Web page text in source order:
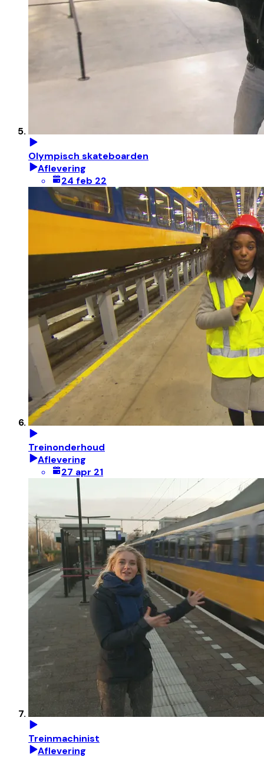
Olympisch skateboarden
Aflevering
24 feb 22
Treinonderhoud
Aflevering
27 apr 21
Treinmachinist
Aflevering